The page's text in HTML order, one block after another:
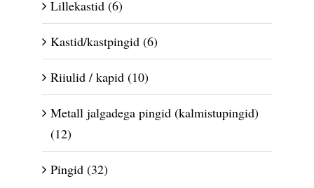
Lillekastid (6)
Kastid/kastpingid (6)
Riiulid / kapid (10)
Metall jalgadega pingid (kalmistupingid)
(12)
Pingid (32)